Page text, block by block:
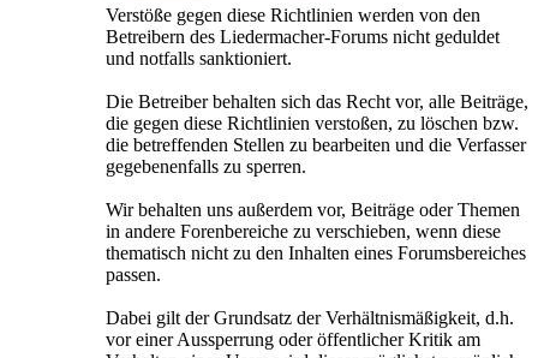
Verstöße gegen diese Richtlinien werden von den
Betreibern des Liedermacher-Forums nicht geduldet
und notfalls sanktioniert.
Die Betreiber behalten sich das Recht vor, alle Beiträge,
die gegen diese Richtlinien verstoßen, zu löschen bzw.
die betreffenden Stellen zu bearbeiten und die Verfasser
gegebenenfalls zu sperren.
Wir behalten uns außerdem vor, Beiträge oder Themen
in andere Forenbereiche zu verschieben, wenn diese
thematisch nicht zu den Inhalten eines Forumsbereiches
passen.
Dabei gilt der Grundsatz der Verhältnismäßigkeit, d.h.
vor einer Aussperrung oder öffentlicher Kritik am